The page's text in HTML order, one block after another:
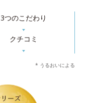
3つのこだわり
▼
クチコミ
▼
* うるおいによる